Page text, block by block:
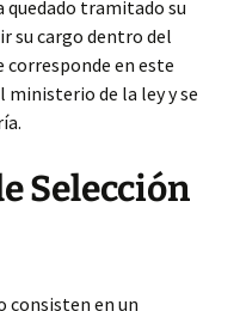
quedado tramitado su
su cargo dentro del
corresponde en este
ministerio de la ley y se
Selección
consisten en un